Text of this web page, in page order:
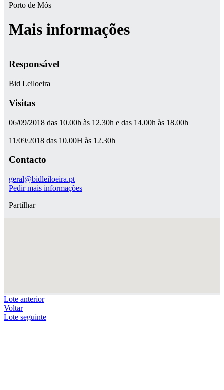
Porto de Mós
Mais informações
Responsável
Bid Leiloeira
Visitas
06/09/2018 das 10.00h às 12.30h e das 14.00h às 18.00h
11/09/2018 das 10.00H às 12.30h
Contacto
geral@bidleiloeira.pt
Pedir mais informações
Partilhar
Lote anterior
Voltar
Lote seguinte